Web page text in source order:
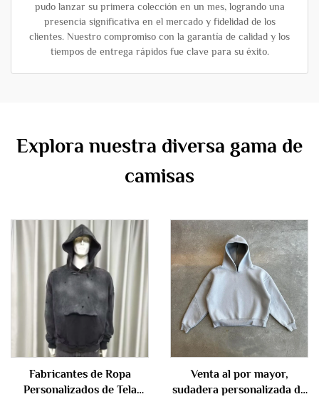
pudo lanzar su primera colección en un mes, logrando una
presencia significativa en el mercado y fidelidad de los
clientes. Nuestro compromiso con la garantía de calidad y los
tiempos de entrega rápidos fue clave para su éxito.
Explora nuestra diversa gama de
camisas
Fabricantes de Ropa
Personalizados de Tela
Venta al por mayor,
sudadera personalizada de